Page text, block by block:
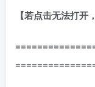
【若点击无法打开